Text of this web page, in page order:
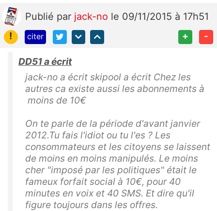
Publié par jack-no le 09/11/2015 à 17h51
!
citer + -
DD51 a écrit
jack-no a écrit skipool a écrit Chez les
autres ca existe aussi les abonnements à
moins de 10€
On te parle de la période d'avant janvier
2012.Tu fais l'idiot ou tu l'es ? Les
consommateurs et les citoyens se laissent
de moins en moins manipulés. Le moins
cher "imposé par les politiques" était le
fameux forfait social à 10€, pour 40
minutes en voix et 40 SMS. Et dire qu'il
figure toujours dans les offres.